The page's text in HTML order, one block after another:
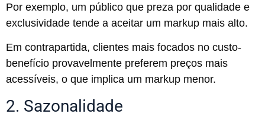
Por exemplo, um público que preza por qualidade e
exclusividade tende a aceitar um markup mais alto.
Em contrapartida, clientes mais focados no custo-
benefício provavelmente preferem preços mais
acessíveis, o que implica um markup menor.
2. Sazonalidade